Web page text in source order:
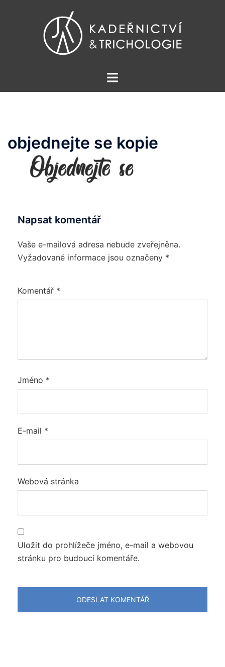
Toggle
objednejte se kopie
Napsat komentář
Vaše e-mailová adresa nebude zveřejněna.
Vyžadované informace jsou označeny *
Komentář *
Jméno *
E-mail *
Webová stránka
Uložit do prohlížeče jméno, e-mail a webovou
stránku pro budoucí komentáře.